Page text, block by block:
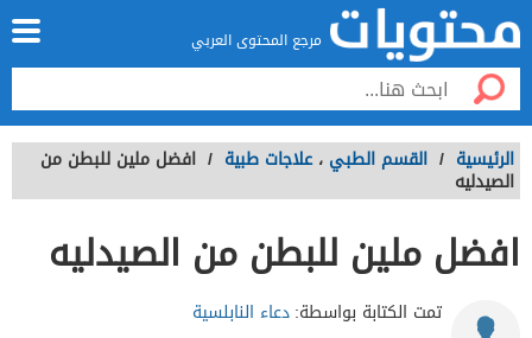
مرجع المحتوى العربي
الرئيسية / القسم الطبي ، علاجات طبية / افضل ملين للبطن من
الصيدليه
افضل ملين للبطن من الصيدليه
تمت الكتابة بواسطة:دعاء النابلسية